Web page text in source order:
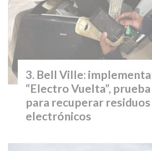
Bell Ville:
“Electro Vuelta”,
para recuperar residuos
electrónicos